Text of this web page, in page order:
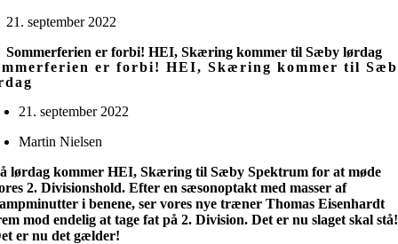
21. september 2022
Sommerferien er forbi! HEI, Skæring kommer til Sæby lørdag
er forbi! HEI, Skæring kommer til
21. september 2022
Martin Nielsen
lørdag kommer HEI, Skæring til Sæby Spektrum for at møde
2. Divisionshold. Efter en sæsonoptakt med masser af
i benene, ser vores nye træner Thomas Eisenhardt
mod endelig at tage fat på 2. Division. Det er nu slaget skal stå!
er nu det gælder!